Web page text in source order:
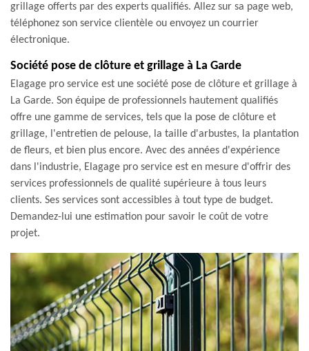
grillage offerts par des experts qualifiés. Allez sur sa page web,
téléphonez son service clientèle ou envoyez un courrier
électronique.
Société pose de clôture et grillage à La Garde
Elagage pro service est une société pose de clôture et grillage à
La Garde. Son équipe de professionnels hautement qualifiés
offre une gamme de services, tels que la pose de clôture et
grillage, l'entretien de pelouse, la taille d'arbustes, la plantation
de fleurs, et bien plus encore. Avec des années d'expérience
dans l'industrie, Elagage pro service est en mesure d'offrir des
services professionnels de qualité supérieure à tous leurs
clients. Ses services sont accessibles à tout type de budget.
Demandez-lui une estimation pour savoir le coût de votre
projet.